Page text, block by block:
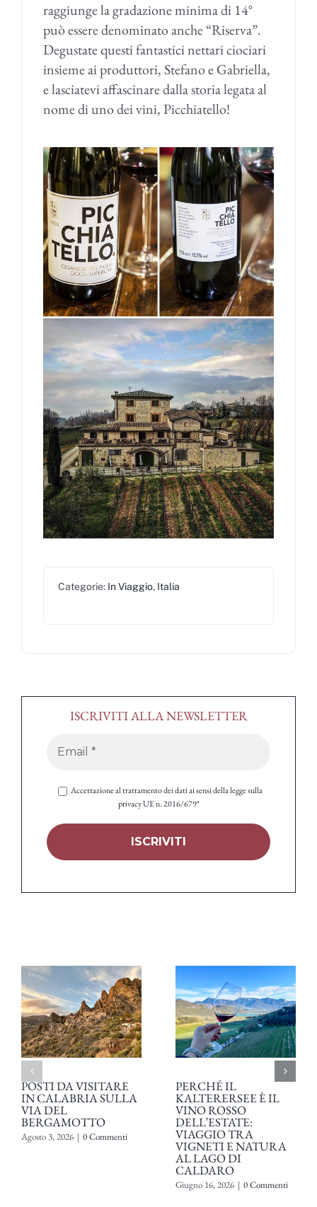
raggiunge la gradazione minima di 14°
può essere denominato anche “Riserva”.
Degustate questi fantastici nettari ciociari
insieme ai produttori, Stefano e Gabriella,
e lasciatevi affascinare dalla storia legata al
nome di uno dei vini, Picchiatello!
Categorie: In Viaggio, Italia
ISCRIVITI ALLA NEWSLETTER
Accettazione al trattamento dei dati ai sensi della legge sulla
privacy UE n. 2016/679*
POSTI DA VISITARE
IN CALABRIA SULLA
VIA DEL
BERGAMOTTO
Agosto 3, 2026 | 0 Commenti
PERCHÉ IL
KALTERERSEE È IL
VINO ROSSO
DELL’ESTATE:
VIAGGIO TRA
VIGNETI E NATURA
AL LAGO DI
CALDARO
Giugno 16, 2026 | 0 Commenti